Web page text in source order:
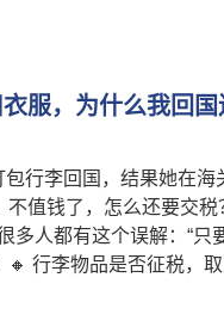
服，为什么我回国
行李回国，结果她在海
不值钱了，怎么还要交
多人都有这个误解：“
🔸 行李物品是否征税，